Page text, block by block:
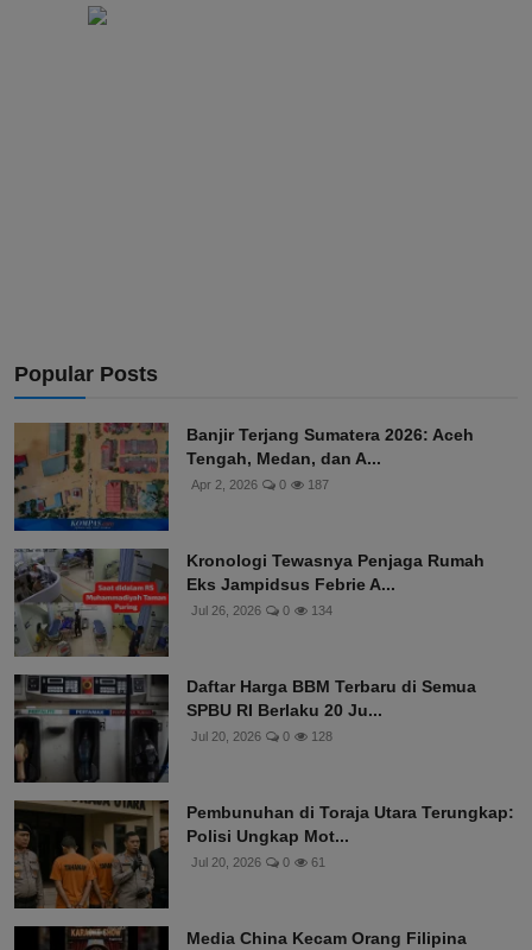
Popular Posts
Banjir Terjang Sumatera 2026: Aceh
Tengah, Medan, dan A...
Apr 2, 2026 0 187
Kronologi Tewasnya Penjaga Rumah
Eks Jampidsus Febrie A...
Jul 26, 2026 0 134
Daftar Harga BBM Terbaru di Semua
SPBU RI Berlaku 20 Ju...
Jul 20, 2026 0 128
Pembunuhan di Toraja Utara Terungkap:
Polisi Ungkap Mot...
Jul 20, 2026 0 61
Media China Kecam Orang Filipina